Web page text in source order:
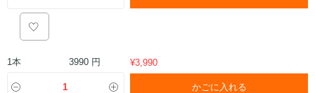
1本 3990 円 ¥3,990
かごに入れる